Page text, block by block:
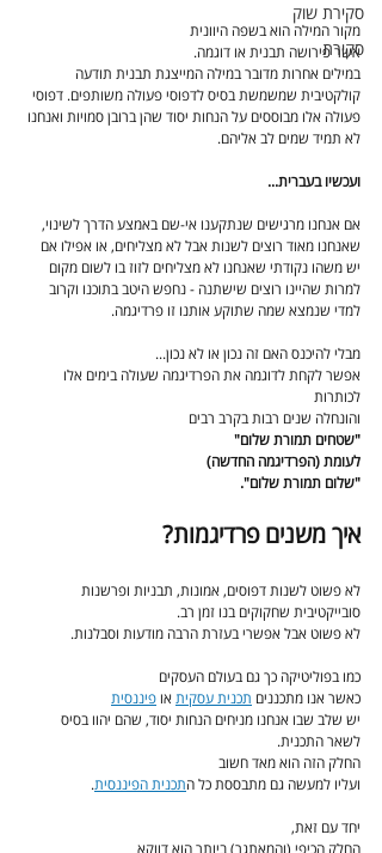
סקירת שוק
סקירת
מקור המילה הוא בשפה היוונית
אשר פירושה תבנית או דוגמה.
במילים אחרות מדובר במילה המייצגת תבנית תודעה
קולקטיבית שמשמשת בסיס לדפוסי פעולה משותפים. דפוסי
פעולה אלו מבוססים על הנחות יסוד שהן ברובן סמויות ואנחנו
לא תמיד שמים לב אליהם.
ועכשיו בעברית...
אם אנחנו מרגישים שנתקענו אי-שם באמצע הדרך לשינוי,
שאנחנו מאוד רוצים לשנות אבל לא מצליחים, או אפילו אם
יש משהו נקודתי שאנחנו לא מצליחים לזוז בו לשום מקום
למרות שהיינו רוצים שישתנה - נחפש היטב בתוכנו וקרוב
למדי שנמצא שמה שתוקע אותנו זו פרדיגמה.
מבלי להיכנס האם זה נכון או לא נכון...
אפשר לקחת לדוגמה את הפרדיגמה שעולה בימים אלו
לכותרות
והונחלה שנים רבות בקרב רבים
"שטחים תמורת שלום"
לעומת (הפרדיגמה החדשה)
"שלום תמורת שלום".
איך משנים פרדיגמות?
לא פשוט לשנות דפוסים, אמונות, תבניות ופרשנות
סובייקטיבית שחקוקים בנו זמן רב.
לא פשוט אבל אפשרי בעזרת הרבה מודעות וסבלנות.
כמו בפוליטיקה כך גם בעולם העסקים
כאשר אנו מתכננים תכנית עסקית או פיננסית
יש שלב שבו אנחנו מניחים הנחות יסוד, שהם יהוו בסיס
לשאר התכנית.
החלק הזה הוא מאד חשוב
ועליו למעשה גם מתבססת כל התכנית הפיננסית.
יחד עם זאת,
החלק הכיפי (והמאתגר) ביותר הוא דווקא